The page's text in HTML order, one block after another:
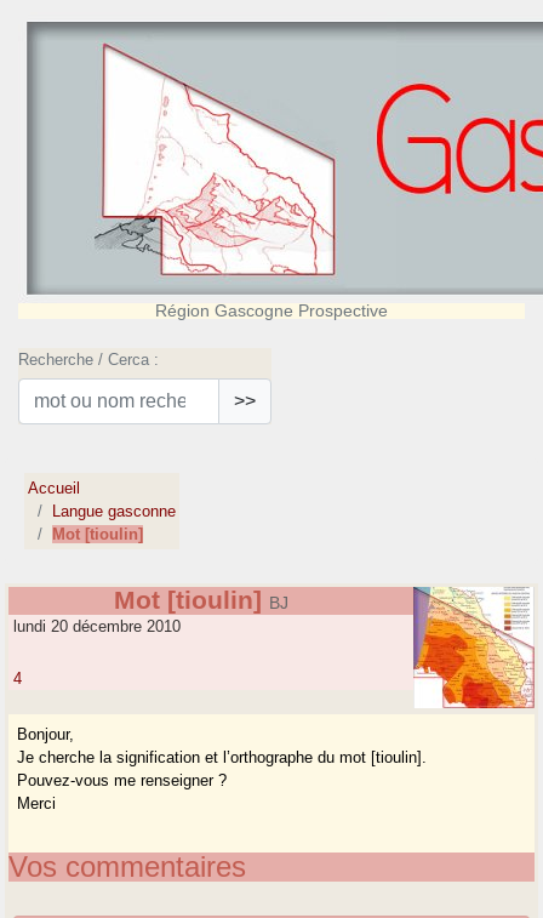
Région Gascogne Prospective
Recherche / Cerca :
>>
Accueil
Langue gasconne
Mot [tioulin]
Mot [tioulin] BJ
lundi 20 décembre 2010
4
Bonjour,
Je cherche la signification et l’orthographe du mot [tioulin].
Pouvez-vous me renseigner ?
Merci
Vos commentaires